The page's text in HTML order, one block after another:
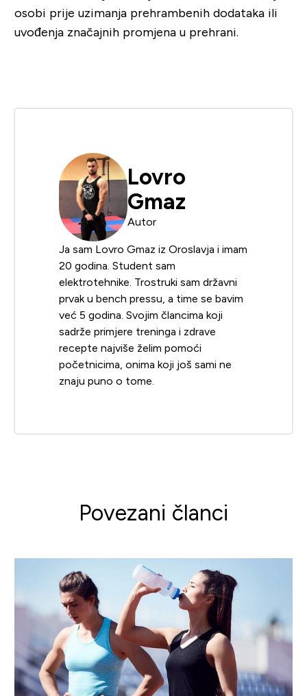
osobi prije uzimanja prehrambenih dodataka ili
uvođenja značajnih promjena u prehrani.
Lovro
Gmaz
Autor
Ja sam Lovro Gmaz iz Oroslavja i imam
20 godina. Student sam
elektrotehnike. Trostruki sam državni
prvak u bench pressu, a time se bavim
već 5 godina. Svojim člancima koji
sadrže primjere treninga i zdrave
recepte najviše želim pomoći
početnicima, onima koji još sami ne
znaju puno o tome.
Povezani članci